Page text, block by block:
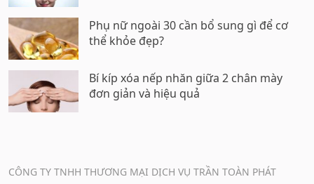
Phụ nữ ngoài 30 cần bổ sung gì để cơ
thể khỏe đẹp?
Bí kíp xóa nếp nhăn giữa 2 chân mày
đơn giản và hiệu quả
CÔNG TY TNHH THƯƠNG MẠI DỊCH VỤ TRẦN TOÀN PHÁT